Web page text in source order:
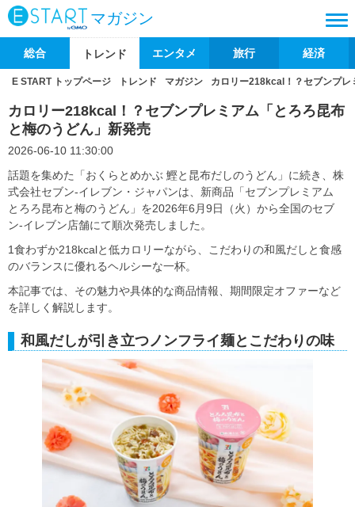
マガジン
総合 トレンド エンタメ 旅行 経済
E START トップページ トレンド マガジン カロリー218kcal！？セブンプレ
カロリー218kcal！？セブンプレミアム「とろろ昆布
と梅のうどん」新発売
2026-06-10 11:30:00
話題を集めた「おくらとめかぶ 鰹と昆布だしのうどん」に続き、株
式会社セブン‐イレブン・ジャパンは、新商品「セブンプレミアム
とろろ昆布と梅のうどん」を2026年6月9日（火）から全国のセブ
ン‐イレブン店舗にて順次発売しました。
1食わずか218kcalと低カロリーながら、こだわりの和風だしと食感
のバランスに優れるヘルシーな一杯。
本記事では、その魅力や具体的な商品情報、期間限定オファーなど
を詳しく解説します。
和風だしが引き立つノンフライ麺とこだわりの味